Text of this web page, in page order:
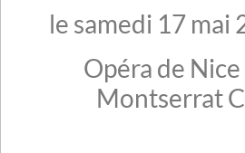
le samedi 17 mai
Opéra de
Montserrat